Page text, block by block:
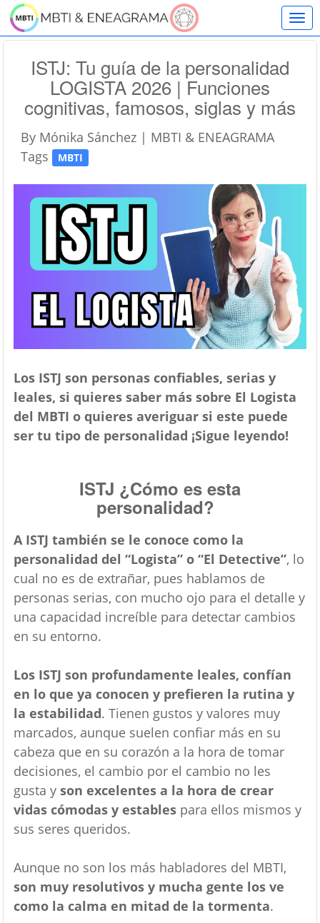
T
o
v
i
o
n
ISTJ: Tu guía de la personalidad
LOGISTA 2026 | Funciones
cognitivas, famosos, siglas y más
By Mónika Sánchez | MBTI & ENEAGRAMA
Tags
MBTI
Los ISTJ son personas confiables, serias y
leales, si quieres saber más sobre El Logista
del MBTI o quieres averiguar si este puede
ser tu tipo de personalidad ¡Sigue leyendo!
ISTJ ¿Cómo es esta
personalidad?
A ISTJ también se le conoce como la
personalidad del “Logista” o “El Detective”, lo
cual no es de extrañar, pues hablamos de
personas serias, con mucho ojo para el detalle y
una capacidad increíble para detectar cambios
en su entorno.
Los ISTJ son profundamente leales, confían
en lo que ya conocen y prefieren la rutina y
la estabilidad. Tienen gustos y valores muy
marcados, aunque suelen confiar más en su
cabeza que en su corazón a la hora de tomar
decisiones, el cambio por el cambio no les
gusta y son excelentes a la hora de crear
vidas cómodas y establespara ellos mismos y
sus seres queridos.
Aunque no son los más habladores del MBTI,
son muy resolutivos y mucha gente los ve
como la calma en mitad de la tormenta.